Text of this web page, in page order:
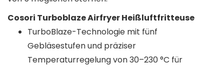
Cosori Turboblaze Airfryer Heißluftfritteuse
TurboBlaze-Technologie mit fünf
Gebläsestufen und präziser
Temperaturregelung von 30–230 °C für